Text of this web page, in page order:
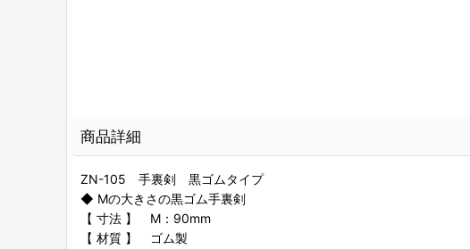
商品詳細
ZN-105 手裏剣 黒ゴムタイプ
◆ Mの大きさの黒ゴム手裏剣
【 寸法 】 M：90mm
【 材質 】 ゴム製